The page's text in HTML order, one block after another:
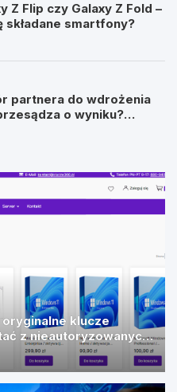
Z Flip czy Galaxy Z Fold –
składane smartfony?
partnera do wdrożenia
o wyniku?
Prymakowskim, CEO IT
klucze
z nieautoryzowanych